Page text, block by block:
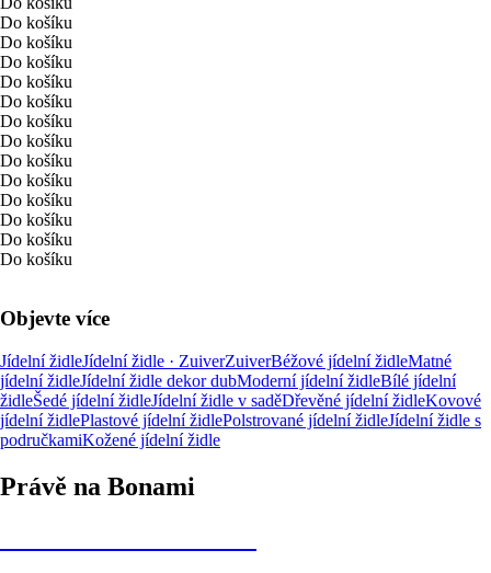
Do košíku
Do košíku
Do košíku
Do košíku
Do košíku
Do košíku
Do košíku
Do košíku
Do košíku
Do košíku
Do košíku
Do košíku
Do košíku
Objevte více
Jídelní židleJídelní židle · ZuiverZuiverBéžové jídelní židleMatné
jídelní židleJídelní židle dekor dubModerní jídelní židleBílé jídelní
židleŠedé jídelní židleJídelní židle v saděDřevěné jídelní židleKovové
jídelní židlePlastové jídelní židlePolstrované jídelní židleJídelní židle s
područkamiKožené jídelní židle
Právě na Bonami